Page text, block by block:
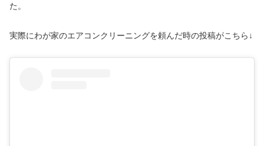
た。
実際にわが家のエアコンクリーニングを頼んだ時の投稿がこちら↓